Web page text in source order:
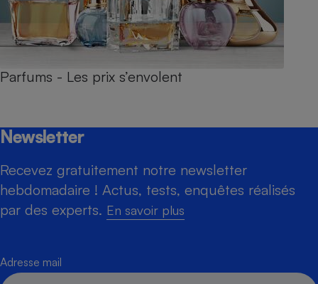
Parfums - Les prix s’envolent
Newsletter
Recevez gratuitement notre newsletter
hebdomadaire ! Actus, tests, enquêtes réalisés
par des experts. En savoir plus
Adresse mail